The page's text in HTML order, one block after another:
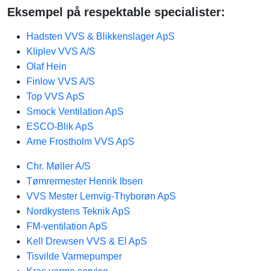
Eksempel på respektable specialister:
Hadsten VVS & Blikkenslager ApS
Kliplev VVS A/S
Olaf Hein
Finlow VVS A/S
Top VVS ApS
Smock Ventilation ApS
ESCO-Blik ApS
Arne Frostholm VVS ApS
Chr. Møller A/S
Tømrermester Henrik Ibsen
VVS Mester Lemvig-Thyborøn ApS
Nordkystens Teknik ApS
FM-ventilation ApS
Kell Drewsen VVS & El ApS
Tisvilde Varmepumper